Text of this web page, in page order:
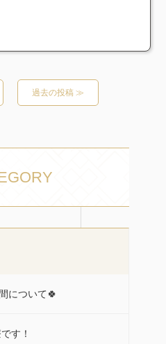
過去の投稿 ≫
について🍀
す！